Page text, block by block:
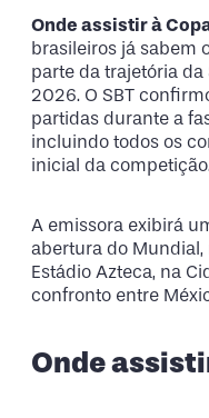
Onde assistir à
brasileiros já sabem
parte da trajetória da
2026. O SBT
partidas durante a
incluindo todos os
inicial da
A emissora exibirá
abertura do Mundial,
Estádio Azteca, na
confronto entre
Onde